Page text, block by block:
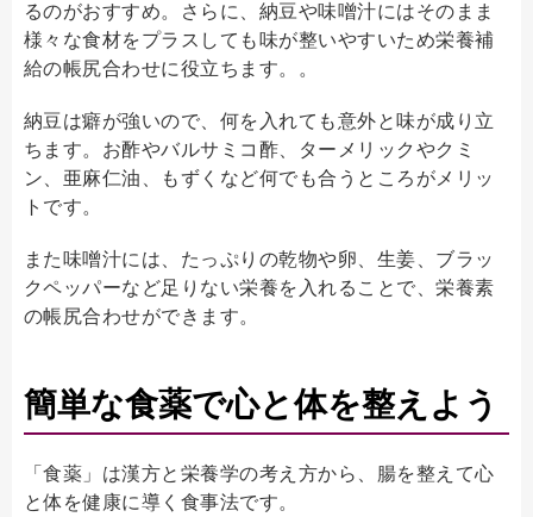
るのがおすすめ。さらに、納豆や味噌汁にはそのまま
様々な食材をプラスしても味が整いやすいため栄養補
給の帳尻合わせに役立ちます。。
納豆は癖が強いので、何を入れても意外と味が成り立
ちます。お酢やバルサミコ酢、ターメリックやクミ
ン、亜麻仁油、もずくなど何でも合うところがメリッ
トです。
また味噌汁には、たっぷりの乾物や卵、生姜、ブラッ
クペッパーなど足りない栄養を入れることで、栄養素
の帳尻合わせができます。
簡単な食薬で心と体を整えよう
「食薬」は漢方と栄養学の考え方から、腸を整えて心
と体を健康に導く食事法です。